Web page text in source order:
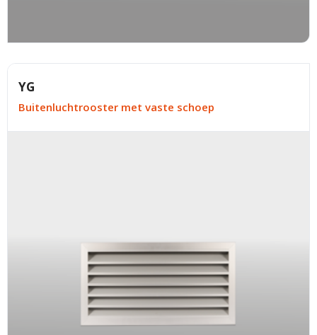
YG
Buitenluchtrooster met vaste schoep